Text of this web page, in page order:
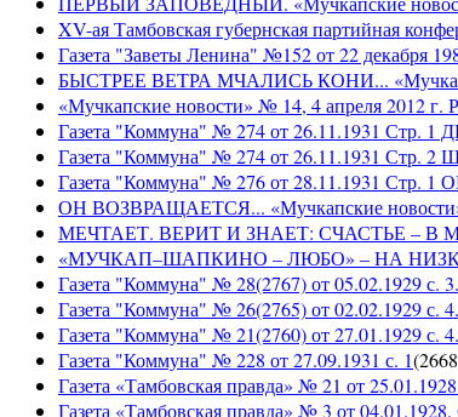
XV-ая Тамбовская губернская партийная
Газета "Заветы Ленина" №152 от 22 декабря
БЫСТРЕЕ ВЕТРА МЧАЛИСЬ КОНИ...
«Мучкапские новости» № 14, 4 апреля
Газета "Коммуна" № 274 от 26.11.1931
Газета "Коммуна" № 274 от 26.11.1931 Стр. 2
Газета "Коммуна" № 276 от 28.11.1931
ОН ВОЗВРАЩАЕТСЯ... «Мучкапские
МЕЧТАЕТ. ВЕРИТ И ЗНАЕТ: СЧАСТЬЕ – В
«МУЧКАП–ШАПКИНО – ЛЮБО» – НА НИЗКОМ
Газета "Коммуна" № 28(2767) от 05.02.1929 с.
Газета "Коммуна" № 26(2765) от 02.02.1929 с.
Газета "Коммуна" № 21(2760) от 27.01.1929 с.
Газета "Коммуна" № 228 от 27.09.1931 с. 1(2668
Газета «Тамбовская правда» № 21 от
Газета «Тамбовская правда» № 3 от